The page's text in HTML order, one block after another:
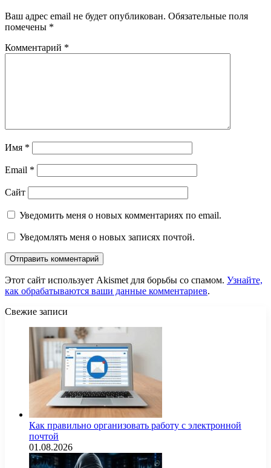
Ваш адрес email не будет опубликован. Обязательные поля
помечены *
Комментарий *
Имя *
Email *
Сайт
Уведомить меня о новых комментариях по email.
Уведомлять меня о новых записях почтой.
Этот сайт использует Akismet для борьбы со спамом. Узнайте,
как обрабатываются ваши данные комментариев.
Свежие записи
Как правильно организовать работу с электронной
почтой
01.08.2026